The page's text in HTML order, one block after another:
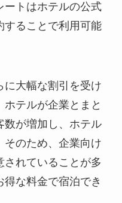
ートはホテルの公式
することで利用可能
に大幅な割引を受け
テルが企業とまと
数が増加し、ホテル
そのため、企業向け
されていることが多
得な料金で宿泊でき